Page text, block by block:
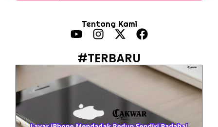
Prabowo Sebut ‘Londo Ireng’, Ray Rangkuti Desak DPR Bersikap, Ini Ulasan Politiknya
MAKI Soroti Penahanan Eks Jampidsus Febrie Adriansyah Tanpa Rompi Pink
Tentang Kami
#TERBARU